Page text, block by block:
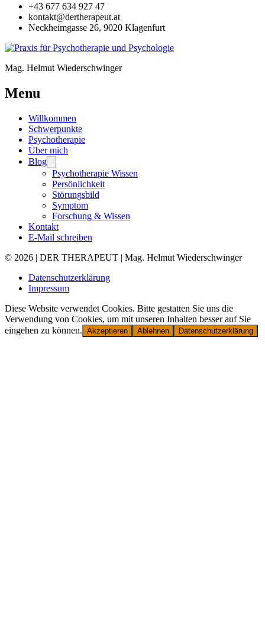
+43 677 634 927 47
kontakt@dertherapeut.at
Neckheimgasse 26, 9020 Klagenfurt
Mag. Helmut Wiederschwinger
Menu
Willkommen
Schwerpunkte
Psychotherapie
Über mich
Blog
Psychotherapie Wissen
Persönlichkeit
Störungsbild
Symptom
Forschung & Wissen
Kontakt
E-Mail schreiben
© 2026 | DER THERAPEUT | Mag. Helmut Wiederschwinger
Datenschutzerklärung
Impressum
Diese Website verwendet Cookies. Bitte gestatten Sie uns die
Verwendung von Cookies, um mit unseren Inhalten besser auf Sie
eingehen zu können. Akzeptieren Ablehnen Datenschutzerklärung